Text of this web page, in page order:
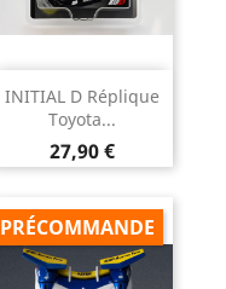
INITIAL D Réplique
Toyota...
Prix
27,90 €
PRÉCOMMANDE